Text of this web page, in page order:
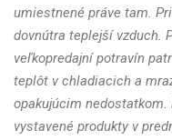
umiestnené práve tam.
dovnútra teplejší vzduch.
veľkopredajní potravín
teplôt v chladiacich a
opakujúcim
vystavené produkty v